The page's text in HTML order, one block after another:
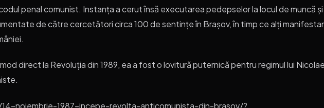
penal comunist. Instanța a cerut însă executarea pedepselor la locul de muncă
de către cercetători circa 100 de sentințe în Brașov, în timp ce alți
direct la Revoluția din 1989, ea a fost o lovitură puternică pentru regimul lui
noiembrie-1987-incepe-revolta-anticomunista-din-brasov/?